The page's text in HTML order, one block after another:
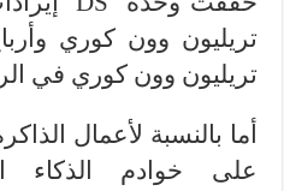
تريليون وون كوري في
أما بالنسبة لأعمال
على خوادم الذكاء